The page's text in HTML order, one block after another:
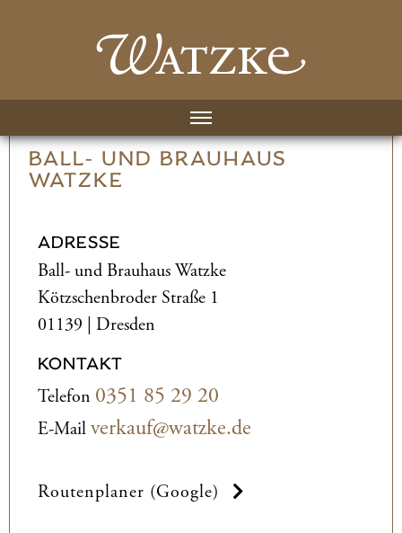
BALL- UND­ BRAUHAUS
WATZKE
ADRESSE
Ball- und­ Brauhaus Watzke
Kötzschenbroder Straße 1
01139 | Dresden
KONTAKT
Telefon 0351 85 29 20
E-Mailverkauf@watzke.de
Routenplaner (Google)